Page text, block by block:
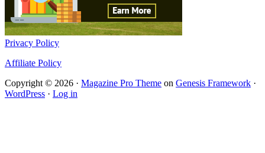
Privacy Policy
Affiliate Policy
Copyright © 2026 · Magazine Pro Theme on Genesis Framework ·
WordPress · Log in